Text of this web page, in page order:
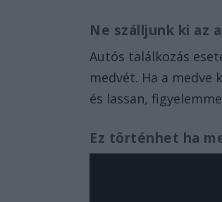
Ne szálljunk ki az
Autós találkozás
medvét. Ha a
és lassan,
Ez történhet ha